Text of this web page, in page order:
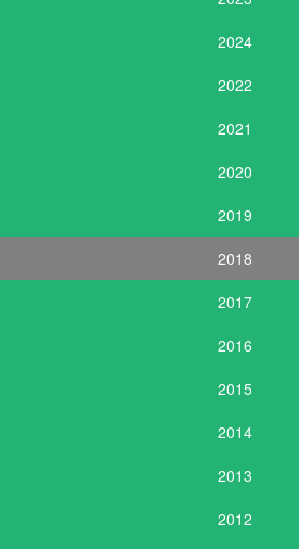
2024
2022
2021
2020
2019
2018
2017
2016
2015
2014
2013
2012